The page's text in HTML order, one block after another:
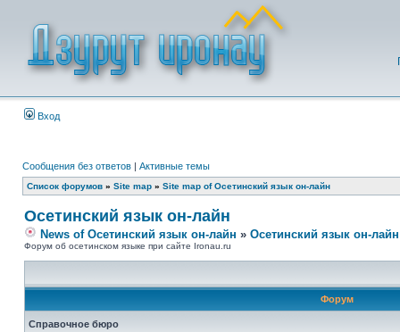
Вход
Сообщения без ответов | Активные темы
Список форумов » Site map » Site map of Осетинский язык он-лайн
Осетинский язык он-лайн
News of Осетинский язык он-лайн » Осетинский язык он-лайн
Форум об осетинском языке при сайте Ironau.ru
Форум
Справочное бюро